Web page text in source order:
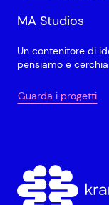
MA Studios
Un contenitore di
pensiamo e
Guarda i progetti